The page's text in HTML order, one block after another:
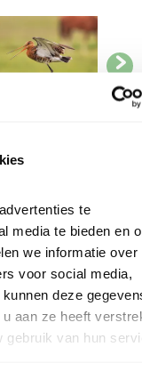
te
media te bieden en
we informatie over
voor social media,
deze
aan ze heeft
gebruik van hun
Next